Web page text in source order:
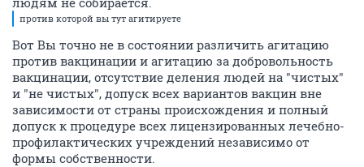
против которой вы тут агитируете
Вот Вы точно не в состоянии различить агитацию
против вакцинации и агитацию за добровольность
вакцинации, отсутствие деления людей на "чистых"
и "не чистых", допуск всех вариантов вакцин вне
зависимости от страны происхождения и полный
допуск к процедуре всех лицензированных лечебно-
профилактических учреждений независимо от
формы собственности.